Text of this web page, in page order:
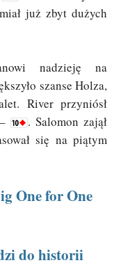
już zbyt dużych
nadzieję na
szanse Holza,
River przyniósł
. Salomon zajął
się na piątym
One for One
do historii